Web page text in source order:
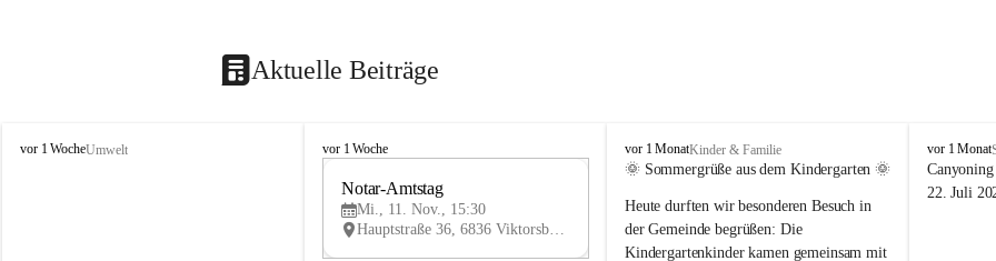
Aktuelle Beiträge
V
vor 1 WocheUmwelt
V
vor 1 Woche
V
Notar-Amtstag
Mi., 11. Nov., 15:30
Hauptstraße 36, 6836 Viktorsberg, AUT
V
i
t
o
r
vor 1 MonatKinder & Familie
🌞 Sommergrüße aus dem Kindergarten 🌞
Heute durften wir besonderen Besuch in
der Gemeinde begrüßen: Die
Kindergartenkinder kamen gemeinsam mit
V
i
k
vor 1 Monat
22. Juli